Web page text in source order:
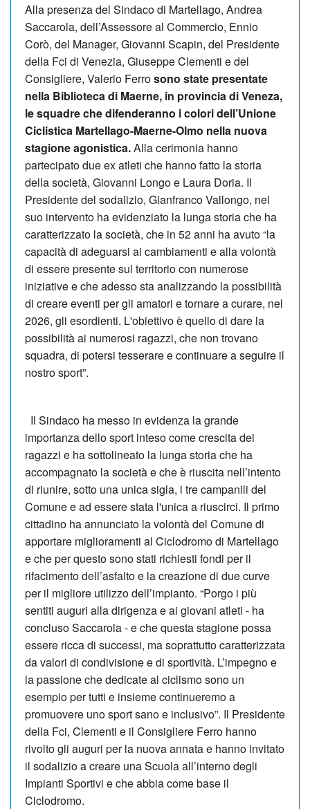
Alla presenza del Sindaco di Martellago, Andrea
Saccarola, dell’Assessore al Commercio, Ennio
Corò, del Manager, Giovanni Scapin, del Presidente
della Fci di Venezia, Giuseppe Clementi e del
Consigliere, Valerio Ferrosono state presentate
nella Biblioteca di Maerne, in provincia di Veneza,
le squadre che difenderanno i colori dell’Unione
Ciclistica Martellago-Maerne-Olmo nella nuova
stagione agonistica.Alla cerimonia hanno
partecipato due ex atleti che hanno fatto la storia
della società, Giovanni Longo e Laura Doria. Il
Presidente del sodalizio, Gianfranco Vallongo, nel
suo intervento ha evidenziato la lunga storia che ha
caratterizzato la società, che in 52 anni ha avuto “la
capacità di adeguarsi ai cambiamenti e alla volontà
di essere presente sul territorio con numerose
iniziative e che adesso sta analizzando la possibilità
di creare eventi per gli amatori e tornare a curare, nel
2026, gli esordienti. L'obiettivo è quello di dare la
possibilità ai numerosi ragazzi, che non trovano
squadra, di potersi tesserare e continuare a seguire il
nostro sport”.
Il Sindaco ha messo in evidenza la grande
importanza dello sport inteso come crescita dei
ragazzi e ha sottolineato la lunga storia che ha
accompagnato la società e che è riuscita nell’intento
di riunire, sotto una unica sigla, i tre campanili del
Comune e ad essere stata l'unica a riuscirci. Il primo
cittadino ha annunciato la volontà del Comune di
apportare miglioramenti al Ciclodromo di Martellago
e che per questo sono stati richiesti fondi per il
rifacimento dell’asfalto e la creazione di due curve
per il migliore utilizzo dell’impianto. “Porgo i più
sentiti auguri alla dirigenza e ai giovani atleti - ha
concluso Saccarola - e che questa stagione possa
essere ricca di successi, ma soprattutto caratterizzata
da valori di condivisione e di sportività. L’impegno e
la passione che dedicate al ciclismo sono un
esempio per tutti e insieme continueremo a
promuovere uno sport sano e inclusivo”. Il Presidente
della Fci, Clementi e il Consigliere Ferro hanno
rivolto gli auguri per la nuova annata e hanno invitato
il sodalizio a creare una Scuola all’interno degli
Impianti Sportivi e che abbia come base il
Ciclodromo.